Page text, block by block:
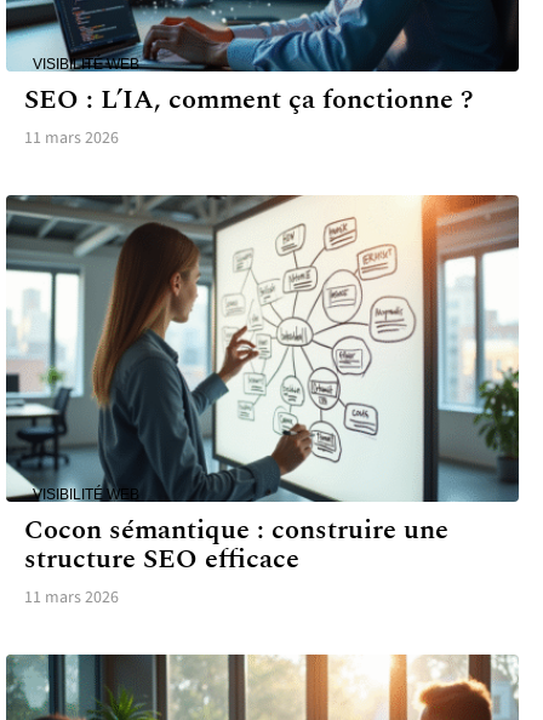
VISIBILITÉ WEB
SEO : L’IA, comment ça fonctionne ?
11 mars 2026
VISIBILITÉ WEB
Cocon sémantique : construire une
structure SEO efficace
11 mars 2026